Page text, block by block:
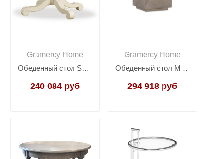
Gramercy Home
Обеденный стол Sandcastle
240 084 руб
Gramercy Home
Обеденный стол Miramar Carmel
294 918 руб